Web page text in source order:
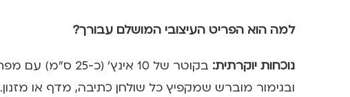
למה הוא הפריט העיצובי המושלם עבורך?
נוכחות יוקרתית:
ובגימור מוברש שמקפיץ כל שולחן כתיבה, מדף או מזנון.